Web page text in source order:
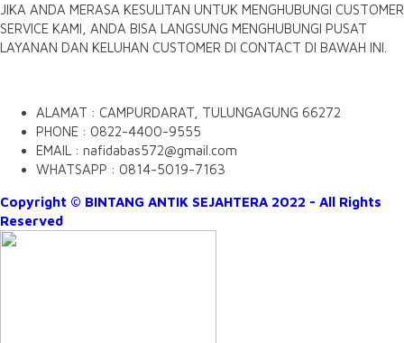
JIKA ANDA MERASA KESULITAN UNTUK MENGHUBUNGI CUSTOMER
SERVICE KAMI, ANDA BISA LANGSUNG MENGHUBUNGI PUSAT
LAYANAN DAN KELUHAN CUSTOMER DI CONTACT DI BAWAH INI.
ALAMAT : CAMPURDARAT, TULUNGAGUNG 66272
PHONE : 0822-4400-9555
EMAIL : nafidabas572@gmail.com
WHATSAPP : 0814-5019-7163
Copyright © BINTANG ANTIK SEJAHTERA 2022 - All Rights
Reserved